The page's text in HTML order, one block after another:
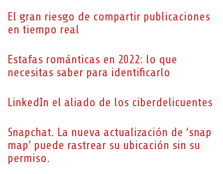
El gran riesgo de compartir publicaciones
en tiempo real
Estafas románticas en 2022: lo que
necesitas saber para identificarlo
LinkedIn el aliado de los ciberdelicuentes
Snapchat. La nueva actualización de ‘snap
map’ puede rastrear su ubicación sin su
permiso.